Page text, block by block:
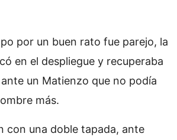
por un buen rato fue parejo, la
en el despliegue y recuperaba
un Matienzo que no podía
más.
con una doble tapada, ante